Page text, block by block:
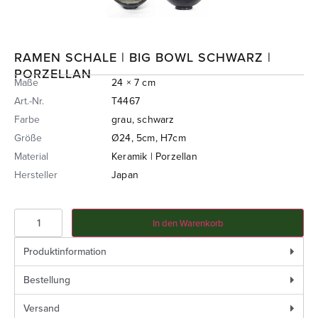
RAMEN SCHALE | BIG BOWL SCHWARZ |
PORZELLAN
Maße
24 × 7 cm
Art.-Nr.
T4467
Farbe
grau, schwarz
Größe
Ø24, 5cm, H7cm
Material
Keramik | Porzellan
Hersteller
Japan
In den Warenkorb
Produktinformation
Bestellung
Versand